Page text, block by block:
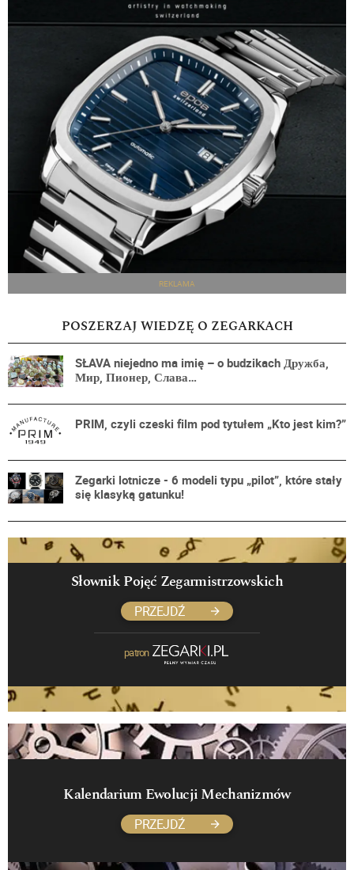
REKLAMA
POSZERZAJ WIEDZĘ O ZEGARKACH
SŁAVA niejedno ma imię – o budzikach Дружба,
Мир, Пионер, Слава…
PRIM, czyli czeski film pod tytułem „Kto jest kim?”
Zegarki lotnicze - 6 modeli typu „pilot”, które stały
się klasyką gatunku!
Słownik Pojęć Zegarmistrzowskich
PRZEJDŹ
patron
Kalendarium Ewolucji Mechanizmów
PRZEJDŹ